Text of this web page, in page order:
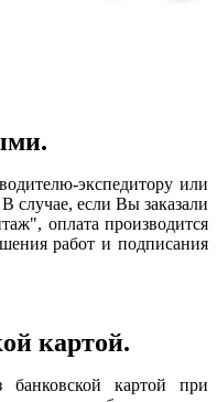
экспедитору или
случае, если Вы заказали
оплата производится
работ и подписания
картой.
картой при